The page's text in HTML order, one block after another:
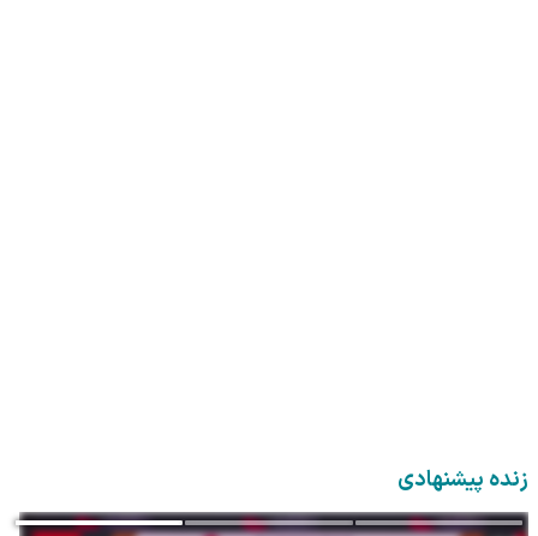
زنده پیشنهادی